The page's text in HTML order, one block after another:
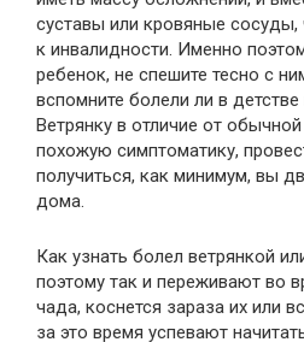
суставы или кровяные сосуды,
к инвалидности. Именно
ребенок, не спешите тесно с
вспомните болели ли в
Ветрянку в отличие от
похожую симптоматику,
получиться, как минимум, вы
дома.
Как узнать болел ветрянкой
поэтому так и переживают во
чада, коснется зараза их или
за это время успевают